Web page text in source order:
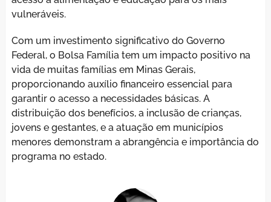
vulneráveis.
Com um investimento significativo do Governo
Federal, o Bolsa Família tem um impacto positivo na
vida de muitas famílias em Minas Gerais,
proporcionando auxílio financeiro essencial para
garantir o acesso a necessidades básicas. A
distribuição dos benefícios, a inclusão de crianças,
jovens e gestantes, e a atuação em municípios
menores demonstram a abrangência e importância do
programa no estado.